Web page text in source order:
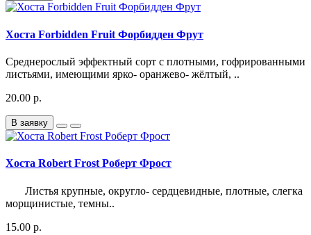
Хоста Forbidden Fruit Форбидден Фрут
Среднерослый эффектный сорт с плотными, гофрированными
листьями, имеющими ярко- оранжево- жёлтый, ..
20.00 р.
В заявку
Хоста Robert Frost Роберт Фрост
Листья крупные, округло- сердцевидные, плотные, слегка
морщинистые, темны..
15.00 р.